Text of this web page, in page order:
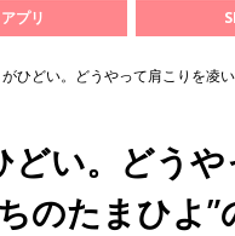
アプリ
ひどい。どうやって肩こりを凌
どい。どう
のたまひよ”